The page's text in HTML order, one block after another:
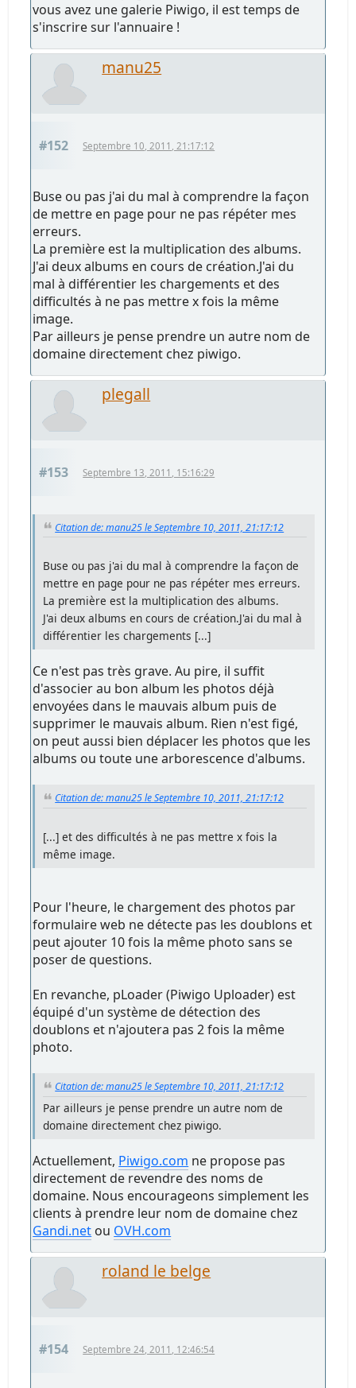
vous avez une galerie Piwigo, il est temps de
s'inscrire sur l'annuaire !
manu25
#152 Septembre 10, 2011, 21:17:12
Buse ou pas j'ai du mal à comprendre la façon
de mettre en page pour ne pas répéter mes
erreurs.
La première est la multiplication des albums.
J'ai deux albums en cours de création.J'ai du
mal à différentier les chargements et des
difficultés à ne pas mettre x fois la même
image.
Par ailleurs je pense prendre un autre nom de
domaine directement chez piwigo.
plegall
#153 Septembre 13, 2011, 15:16:29
Citation de: manu25 le Septembre 10, 2011, 21:17:12
Buse ou pas j'ai du mal à comprendre la façon de
mettre en page pour ne pas répéter mes erreurs.
La première est la multiplication des albums.
J'ai deux albums en cours de création.J'ai du mal à
différentier les chargements [...]
Ce n'est pas très grave. Au pire, il suffit
d'associer au bon album les photos déjà
envoyées dans le mauvais album puis de
supprimer le mauvais album. Rien n'est figé,
on peut aussi bien déplacer les photos que les
albums ou toute une arborescence d'albums.
Citation de: manu25 le Septembre 10, 2011, 21:17:12
[...] et des difficultés à ne pas mettre x fois la
même image.
Pour l'heure, le chargement des photos par
formulaire web ne détecte pas les doublons et
peut ajouter 10 fois la même photo sans se
poser de questions.
En revanche, pLoader (Piwigo Uploader) est
équipé d'un système de détection des
doublons et n'ajoutera pas 2 fois la même
photo.
Citation de: manu25 le Septembre 10, 2011, 21:17:12
Par ailleurs je pense prendre un autre nom de
domaine directement chez piwigo.
Actuellement, Piwigo.com ne propose pas
directement de revendre des noms de
domaine. Nous encourageons simplement les
clients à prendre leur nom de domaine chez
Gandi.net ou OVH.com
roland le belge
#154 Septembre 24, 2011, 12:46:54